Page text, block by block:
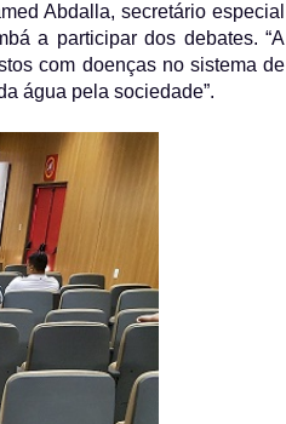
Abdalla, secretário especial
a participar dos debates. “A
com doenças no sistema de
água pela sociedade”.